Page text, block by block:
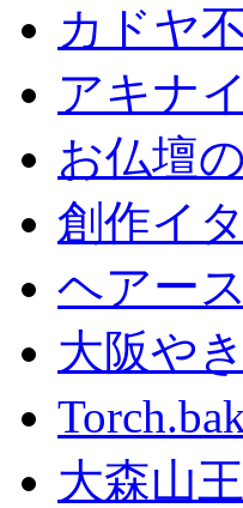
カドヤ
アキナ
お仏壇
創作イ
ヘアー
大阪や
大森山